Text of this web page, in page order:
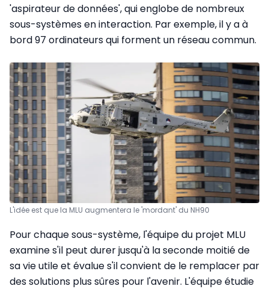
'aspirateur de données', qui englobe de nombreux
sous-systèmes en interaction. Par exemple, il y a à
bord 97 ordinateurs qui forment un réseau commun.
L'idée est que la MLU augmentera le 'mordant' du NH90
Pour chaque sous-système, l'équipe du projet MLU
examine s'il peut durer jusqu'à la seconde moitié de
sa vie utile et évalue s'il convient de le remplacer par
des solutions plus sûres pour l'avenir. L'équipe étudie